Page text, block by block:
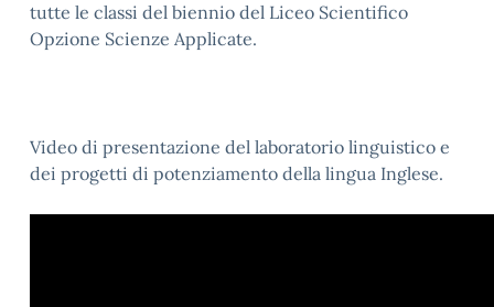
tutte le classi del biennio del Liceo Scientifico
Opzione Scienze Applicate.
Video di presentazione del laboratorio linguistico e
dei progetti di potenziamento della lingua Inglese.